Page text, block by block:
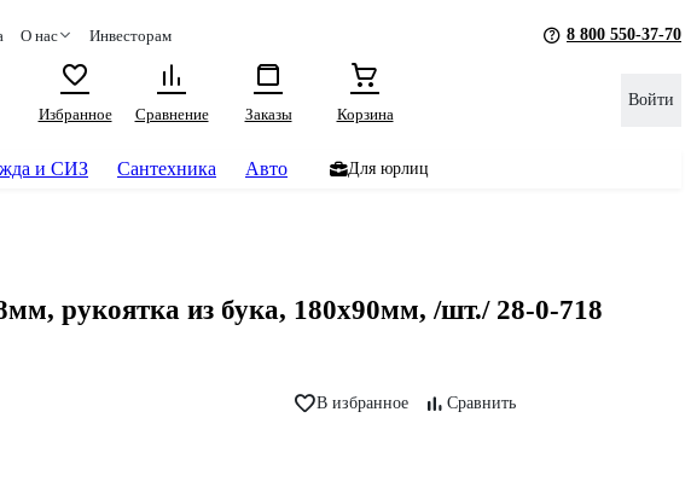
О нас Инвесторам 8 800 550-37-70
Избранное
Сравнение Заказы Корзина
Войти
и СИЗ Сантехника Авто Для юрлиц
рукоятка из бука, 180х90мм, /шт./ 28-0-718
В избранное Сравнить